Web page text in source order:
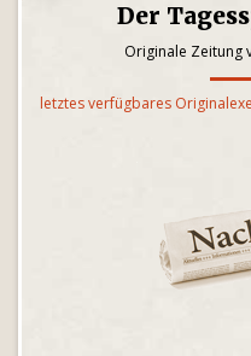
Der
Originale Zeitung
letztes verfügbares